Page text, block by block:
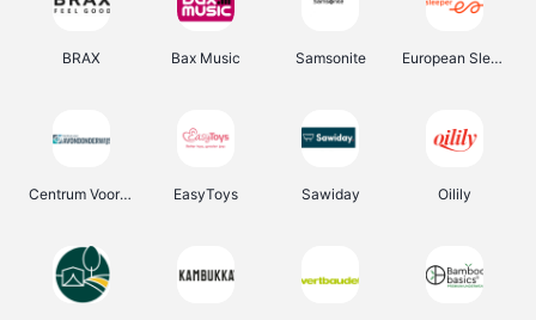
BRAX Bax Music Samsonite European Sleeper
Centrum Voor Avondonderwijs EasyToys Sawiday Oilily